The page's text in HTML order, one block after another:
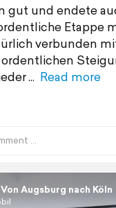
gut und endete
Etappe
verbunden
Read more
Von Augsburg nach Köln